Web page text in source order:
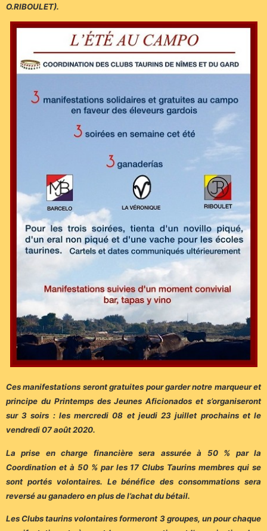
O.RIBOULET).
Ces manifestations seront gratuites pour garder notre marqueur et
principe du Printemps des Jeunes Aficionados et s’organiseront
sur 3 soirs : les mercredi 08 et jeudi 23 juillet prochains et le
vendredi 07 août 2020.
La prise en charge financière sera assurée à 50 % par la
Coordination et à 50 % par les 17 Clubs Taurins membres qui se
sont portés volontaires. Le bénéfice des consommations sera
reversé au ganadero en plus de l’achat du bétail.
Les Clubs taurins volontaires formeront 3 groupes, un pour chaque